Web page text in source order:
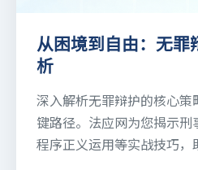
从困境到自由：无罪
析
深入解析无罪辩护的核心
键路径。法应网为您揭示刑
程序正义运用等实战技巧，